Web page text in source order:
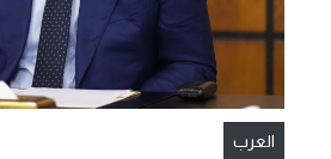
العرب